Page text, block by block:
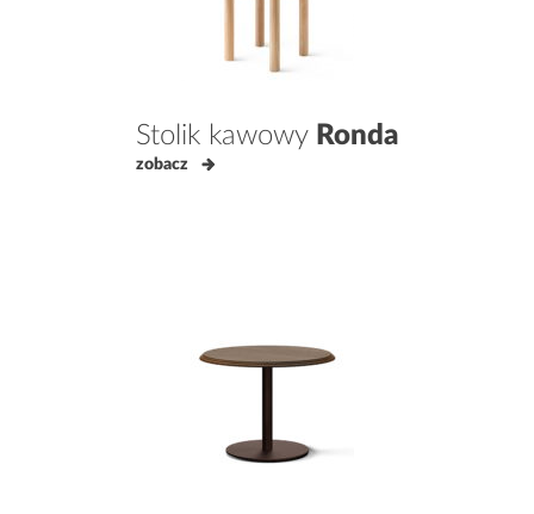
Stolik kawowy Ronda
zobacz